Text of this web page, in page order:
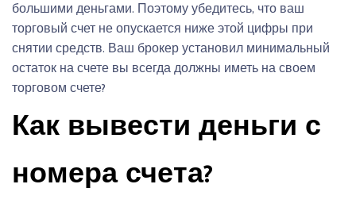
большими деньгами. Поэтому убедитесь, что ваш
торговый счет не опускается ниже этой цифры при
снятии средств. Ваш брокер установил минимальный
остаток на счете вы всегда должны иметь на своем
торговом счете?
Как вывести деньги с
номера счета?